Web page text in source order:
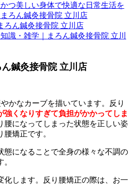
つ美しい身体で快適な日常生活を
ろん鍼灸接骨院 立川店
ろん鍼灸接骨院 立川店
識・雑学｜まろん鍼灸接骨院 立川
鍼灸接骨院 立川店
かなカーブを描いています。反り
強くなりすぎて負担がかかってしま
腰になってしまった状態を正しい姿
矯正です。
態になることで全身の様々な不調の
化します。反り腰矯正の際は、お一